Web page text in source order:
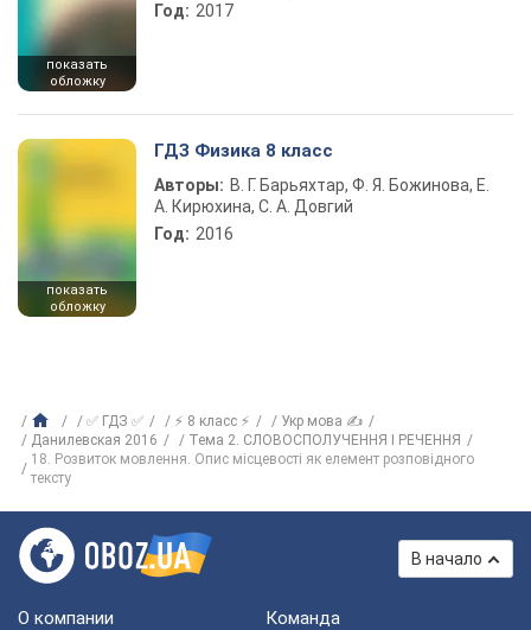
показать
обложку
Год: 2017
показать
обложку
ГДЗ Физика 8 класс
Авторы: В. Г. Барьяхтар, Ф. Я. Божинова, Е.
А. Кирюхина, С. А. Довгий
Год: 2016
✅ ГДЗ ✅ ⚡ 8 класс ⚡
Укр мова ✍
Данилевская 2016
Тема 2. СЛОВОСПОЛУЧЕННЯ І РЕЧЕННЯ
18. Розвиток мовлення. Опис місцевості як елемент розповідного
тексту
В начало
О компании Команда